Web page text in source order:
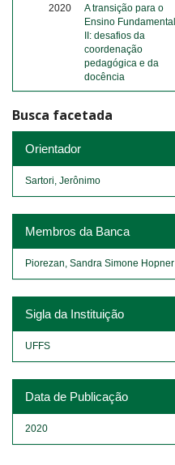
2020
A transição para o
Ensino Fundamental
II: desafios da
coordenação
pedagógica e da
docência
Busca facetada
Orientador
Sartori, Jerônimo
Membros da Banca
Piorezan, Sandra Simone Hopner
Sigla da Instituição
UFFS
Data de Publicação
2020